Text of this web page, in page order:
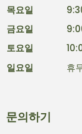
목요일
금요일
토요일
일요일
휴
문의하기